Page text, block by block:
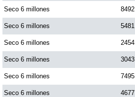
Sinuano Día
Sinuano Noche
Super Chontico Noche
Seco 6 millones 8492
Seco 6 millones 5481
Seco 6 millones 2454
Seco 6 millones 3043
Seco 6 millones 7495
Seco 6 millones 4677